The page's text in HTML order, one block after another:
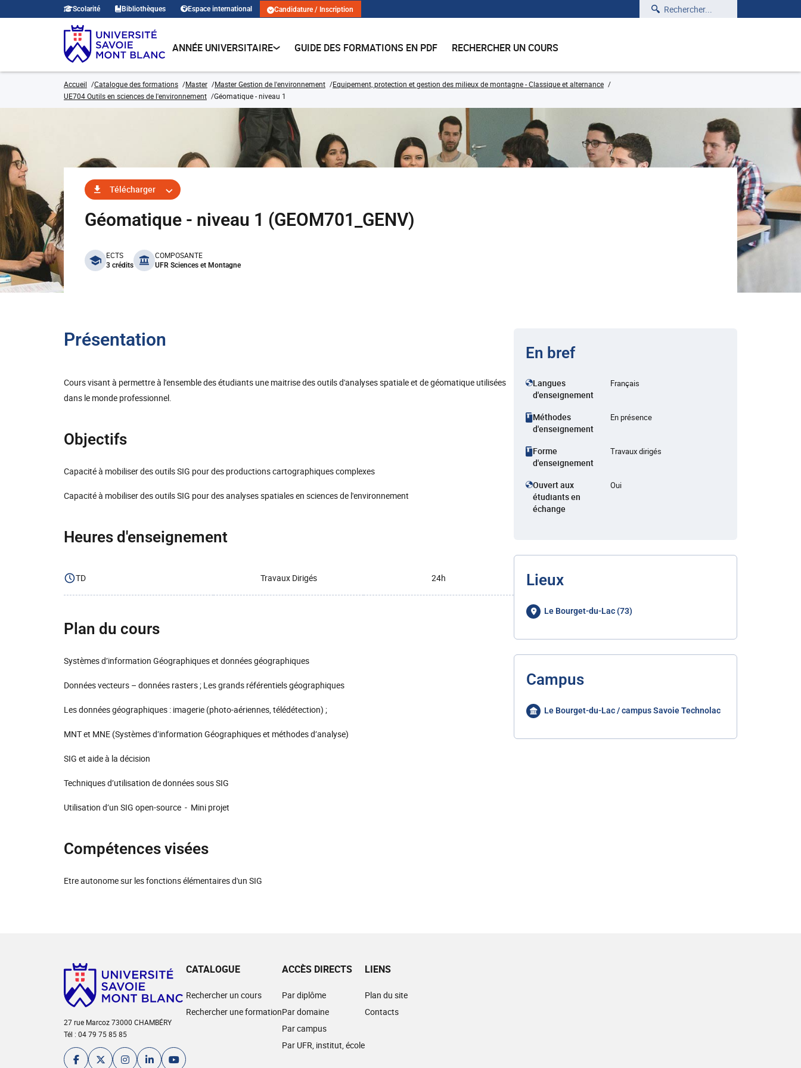
Scolarité Bibliothèques Espace international Candidature / Inscription Rechercher
ANNÉE UNIVERSITAIRE GUIDE DES FORMATIONS EN PDF RECHERCHER UN COURS
Accueil Catalogue des formations Master Master Gestion de l'environnement
Equipement, protection et gestion des milieux de montagne - Classique et alternance
UE704 Outils en sciences de l'environnement
Géomatique - niveau 1
Télécharger
Géomatique - niveau 1 (GEOM701_GENV)
benefits
ECTS
3 crédits
COMPOSANTE
UFR Sciences et Montagne
Présentation
Cours visant à permettre à l'ensemble des étudiants une maitrise des outils d'analyses spatiale et de géomatique utilisées
dans le monde professionnel.
Objectifs
Capacité à mobiliser des outils SIG pour des productions cartographiques complexes
Capacité à mobiliser des outils SIG pour des analyses spatiales en sciences de l'environnement
Heures d'enseignement
TD Travaux Dirigés 24h
Plan du cours
Systèmes d’information Géographiques et données géographiques
Données vecteurs – données rasters ; Les grands référentiels géographiques
Les données géographiques : imagerie (photo-aériennes, télédétection) ;
MNT et MNE (Systèmes d’information Géographiques et méthodes d’analyse)
SIG et aide à la décision
Techniques d’utilisation de données sous SIG
Utilisation d’un SIG open-source - Mini projet
Compétences visées
Etre autonome sur les fonctions élémentaires d'un SIG
En bref
Langues
d'enseignement
Français
Méthodes
d'enseignement
En présence
Forme
d'enseignement
Travaux dirigés
Ouvert aux
étudiants en
échange
Oui
Lieux
Le Bourget-du-Lac (73)
Campus
Le Bourget-du-Lac / campus Savoie Technolac
27 rue Marcoz 73000 CHAMBÉRY
Tél : 04 79 75 85 85
CATALOGUE
Rechercher un cours
Rechercher une formation
ACCÈS DIRECTS
Par diplôme
Par domaine
Par campus
Par UFR, institut, école
LIENS
Plan du site
Contacts